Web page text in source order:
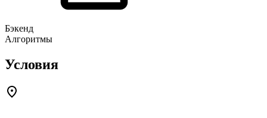
Бэкенд
Алгоритмы
Условия